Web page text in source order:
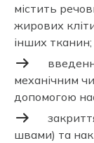
містить
жирових
інших тканин;
механічним
допомогою
швами) та